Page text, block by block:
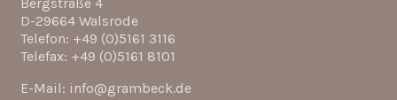
D-29664 Walsrode
Telefon: +49 (0)5161 3116
Telefax: +49 (0)5161 8101
E-Mail: info@grambeck.de